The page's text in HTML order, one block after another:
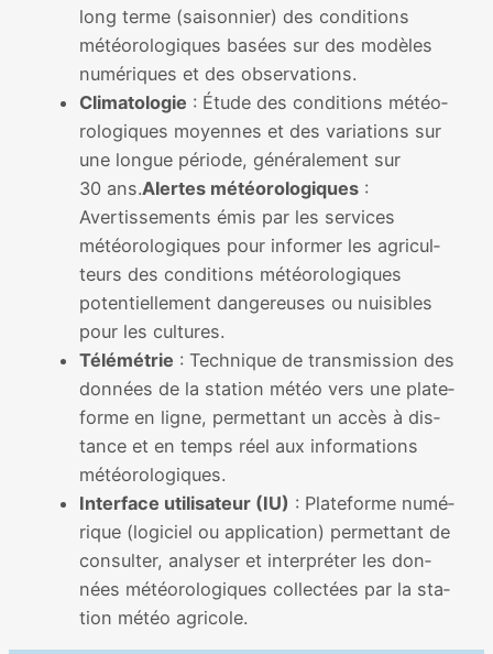
long terme (sai­son­nier) des condi­tions
météo­ro­lo­giques basées sur des modèles
numé­riques et des obser­va­tions.
Climatologie : Étude des condi­tions météo­
ro­lo­giques moyennes et des varia­tions sur
une longue période, géné­ra­le­ment sur
30 ans.Alertes météo­ro­lo­giques :
Avertissements émis par les ser­vices
météo­ro­lo­giques pour infor­mer les agri­cul­
teurs des condi­tions météo­ro­lo­giques
poten­tiel­le­ment dan­ge­reuses ou nui­sibles
pour les cultures.
Télémétrie : Technique de trans­mis­sion des
don­nées de la sta­tion météo vers une pla­te­
forme en ligne, per­met­tant un accès à dis­
tance et en temps réel aux infor­ma­tions
météo­ro­lo­giques.
Interface uti­li­sa­teur (IU) : Plateforme numé­
rique (logi­ciel ou appli­ca­tion) per­met­tant de
consul­ter, ana­ly­ser et inter­pré­ter les don­
nées météo­ro­lo­giques col­lec­tées par la sta­
tion météo agri­cole.